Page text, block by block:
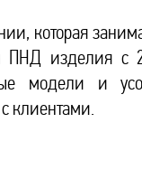
которая
ПНД изделия с
модели и
клиентами.